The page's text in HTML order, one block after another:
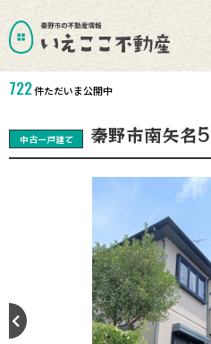
722件ただいま公開中
中古一戸建て 秦野市南矢